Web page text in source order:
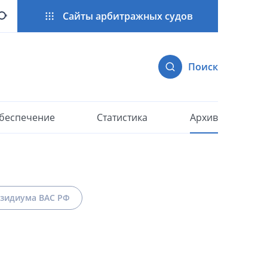
Сайты арбитражных судов
Поиск
Статистика Архив
ВАС РФ